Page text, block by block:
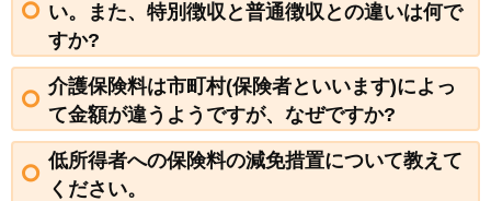
い。また、特別徴収と普通徴収との違いは何で
すか?
介護保険料は市町村(保険者といいます)によっ
て金額が違うようですが、なぜですか?
低所得者への保険料の減免措置について教えて
ください。